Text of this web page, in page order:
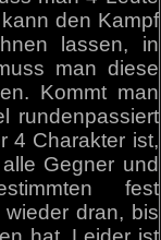
den Kampf
lassen, in
man diese
Kommt man
rundenpassiert
4 Charakter ist,
Gegner und
fest
dran, bis